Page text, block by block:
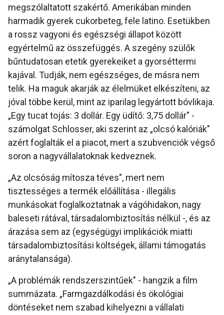
megszólaltatott szakértő. Amerikában minden
harmadik gyerek cukorbeteg, fele latino. Esetükben
a rossz vagyoni és egészségi állapot között
egyértelmű az összefüggés. A szegény szülők
bűntudatosan etetik gyerekeiket a gyorséttermi
kajával. Tudják, nem egészséges, de másra nem
telik. Ha maguk akarják az élelmüket elkészíteni, az
jóval többe kerül, mint az iparilag legyártott bóvlikaja.
„Egy tucat tojás: 3 dollár. Egy üdítő: 3,75 dollár" -
számolgat Schlosser, aki szerint az „olcsó kalóriák"
azért foglalták el a piacot, mert a szubvenciók végső
soron a nagyvállalatoknak kedveznek.
„Az olcsóság mítosza téves", mert nem
tisztességes a termék előállítása - illegális
munkásokat foglalkoztatnak a vágóhidakon, nagy
baleseti rátával, társadalombiztosítás nélkül -, és az
árazása sem az (egységügyi implikációk miatti
társadalombiztosítási költségek, állami támogatás
aránytalansága).
„A problémák rendszerszintűek" - hangzik a film
summázata. „Farmgazdálkodási és ökológiai
döntéseket nem szabad kihelyezni a vállalati